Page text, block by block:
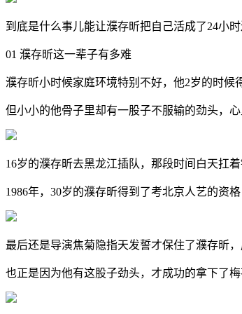
到底是什么事儿能让濮存昕把自己活成了24小时
01 濮存昕这一辈子有多难
濮存昕小时候家庭环境特别不好，他2岁的时候
但小小的他骨子里却有一股子不服输的劲头，心
16岁的濮存昕去黑龙江插队，那段时间白天扛
1986年，30岁的濮存昕得到了考北京人艺的资
最后还是导演焦菊隐指天发誓才保住了濮存昕
也正是因为他有这股子劲头，才成功的拿下了梅